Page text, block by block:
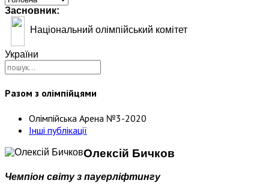
Засновник:
Національний олімпійський комітет
України
Разом з олімпійцями
Олімпійська Арена №3-2020
Інші публікації
Олексій Бичков
Чемпіон світу з пауерліфтингу